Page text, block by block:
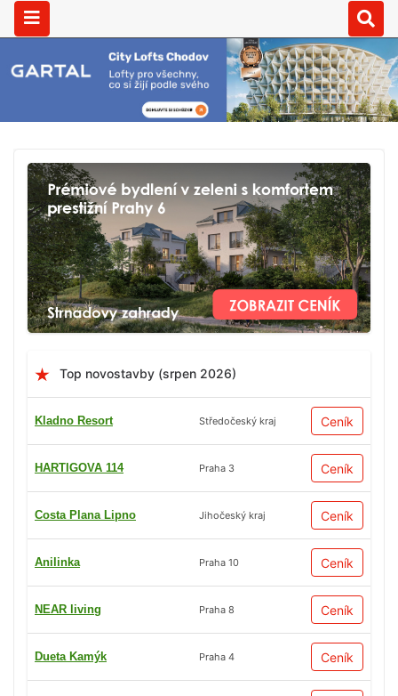
Top novostavby (srpen 2026)
Kladno Resort Středočeský kraj Ceník
HARTIGOVA 114 Praha 3 Ceník
Costa Plana Lipno Jihočeský kraj Ceník
Anilinka Praha 10 Ceník
NEAR living Praha 8 Ceník
Dueta Kamýk Praha 4 Ceník